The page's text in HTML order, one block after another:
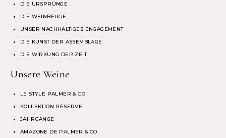
DIE URSPRÜNGE
DIE WEINBERGE
UNSER NACHHALTIGES ENGAGEMENT
DIE KUNST DER ASSEMBLAGE
DIE WIRKUNG DER ZEIT
Unsere Weine
LE STYLE PALMER & CO
KOLLEKTION RÉSERVE
JAHRGÄNGE
AMAZONE DE PALMER & CO